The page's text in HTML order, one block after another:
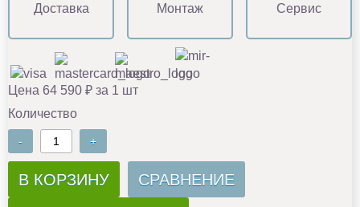
Доставка Монтаж Сервис
Цена 64 590 ₽ за 1 шт
Количество
- +
В КОРЗИНУ СРАВНЕНИЕ